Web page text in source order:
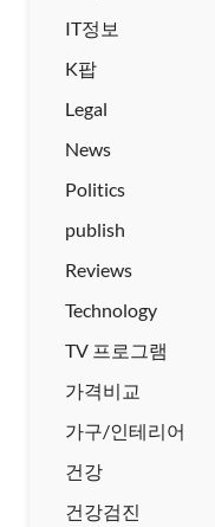
IT정보
K팝
Legal
News
Politics
publish
Reviews
Technology
TV 프로그램
가격비교
가구/인테리어
건강
건강검진